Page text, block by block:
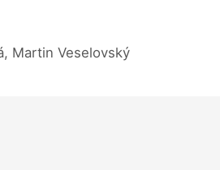
Martin Veselovský